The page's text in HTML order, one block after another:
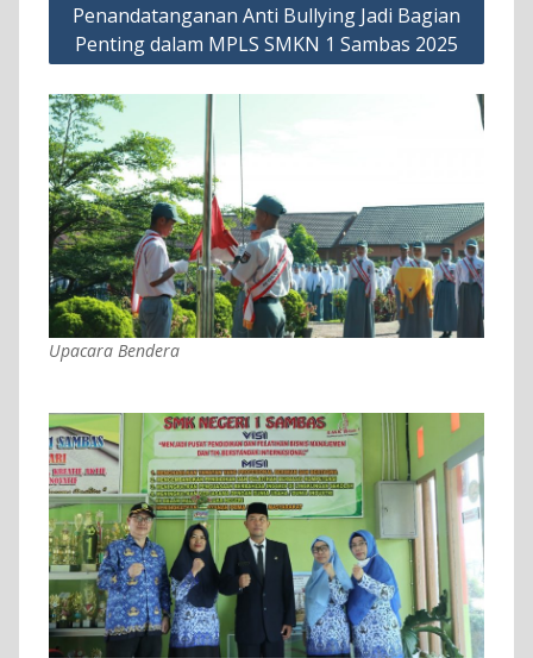
Penandatanganan Anti Bullying Jadi Bagian
Penting dalam MPLS SMKN 1 Sambas 2025
Upacara Bendera